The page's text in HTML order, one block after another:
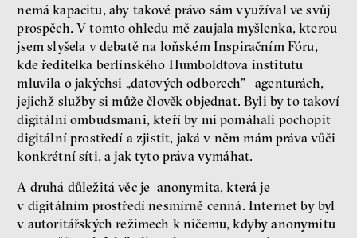
nemá kapacitu, aby takové právo sám využíval ve svůj
prospěch. V tomto ohledu mě zaujala myšlenka, kterou
jsem slyšela v debatě na loňském Inspiračním Fóru,
kde ředitelka berlínského Humboldtova institutu
mluvila o jakýchsi „datových odborech”– agenturách,
jejichž služby si může člověk objednat. Byli by to takoví
digitální ombudsmani, kteří by mi pomáhali pochopit
digitální prostředí a zjistit, jaká v něm mám práva vůči
konkrétní síti, a jak tyto práva vymáhat.
A druhá důležitá věc je anonymita, která je
v digitálním prostředí nesmírně cenná. Internet by byl
v autoritářských režimech k ničemu, kdyby anonymitu